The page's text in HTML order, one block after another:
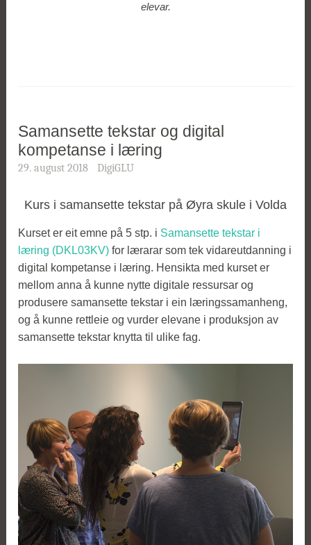
elevar.
Samansette tekstar og digital
kompetanse i læring
29. august 2018 DigiGLU
Kurs i samansette tekstar på Øyra skule i Volda
Kurset er eit emne på 5 stp. i Samansette tekstar i
læring (DKL03KV) for lærarar som tek vidareutdanning i
digital kompetanse i læring. Hensikta med kurset er
mellom anna å kunne nytte digitale ressursar og
produsere samansette tekstar i ein læringssamanheng,
og å kunne rettleie og vurder elevane i produksjon av
samansette tekstar knytta til ulike fag.